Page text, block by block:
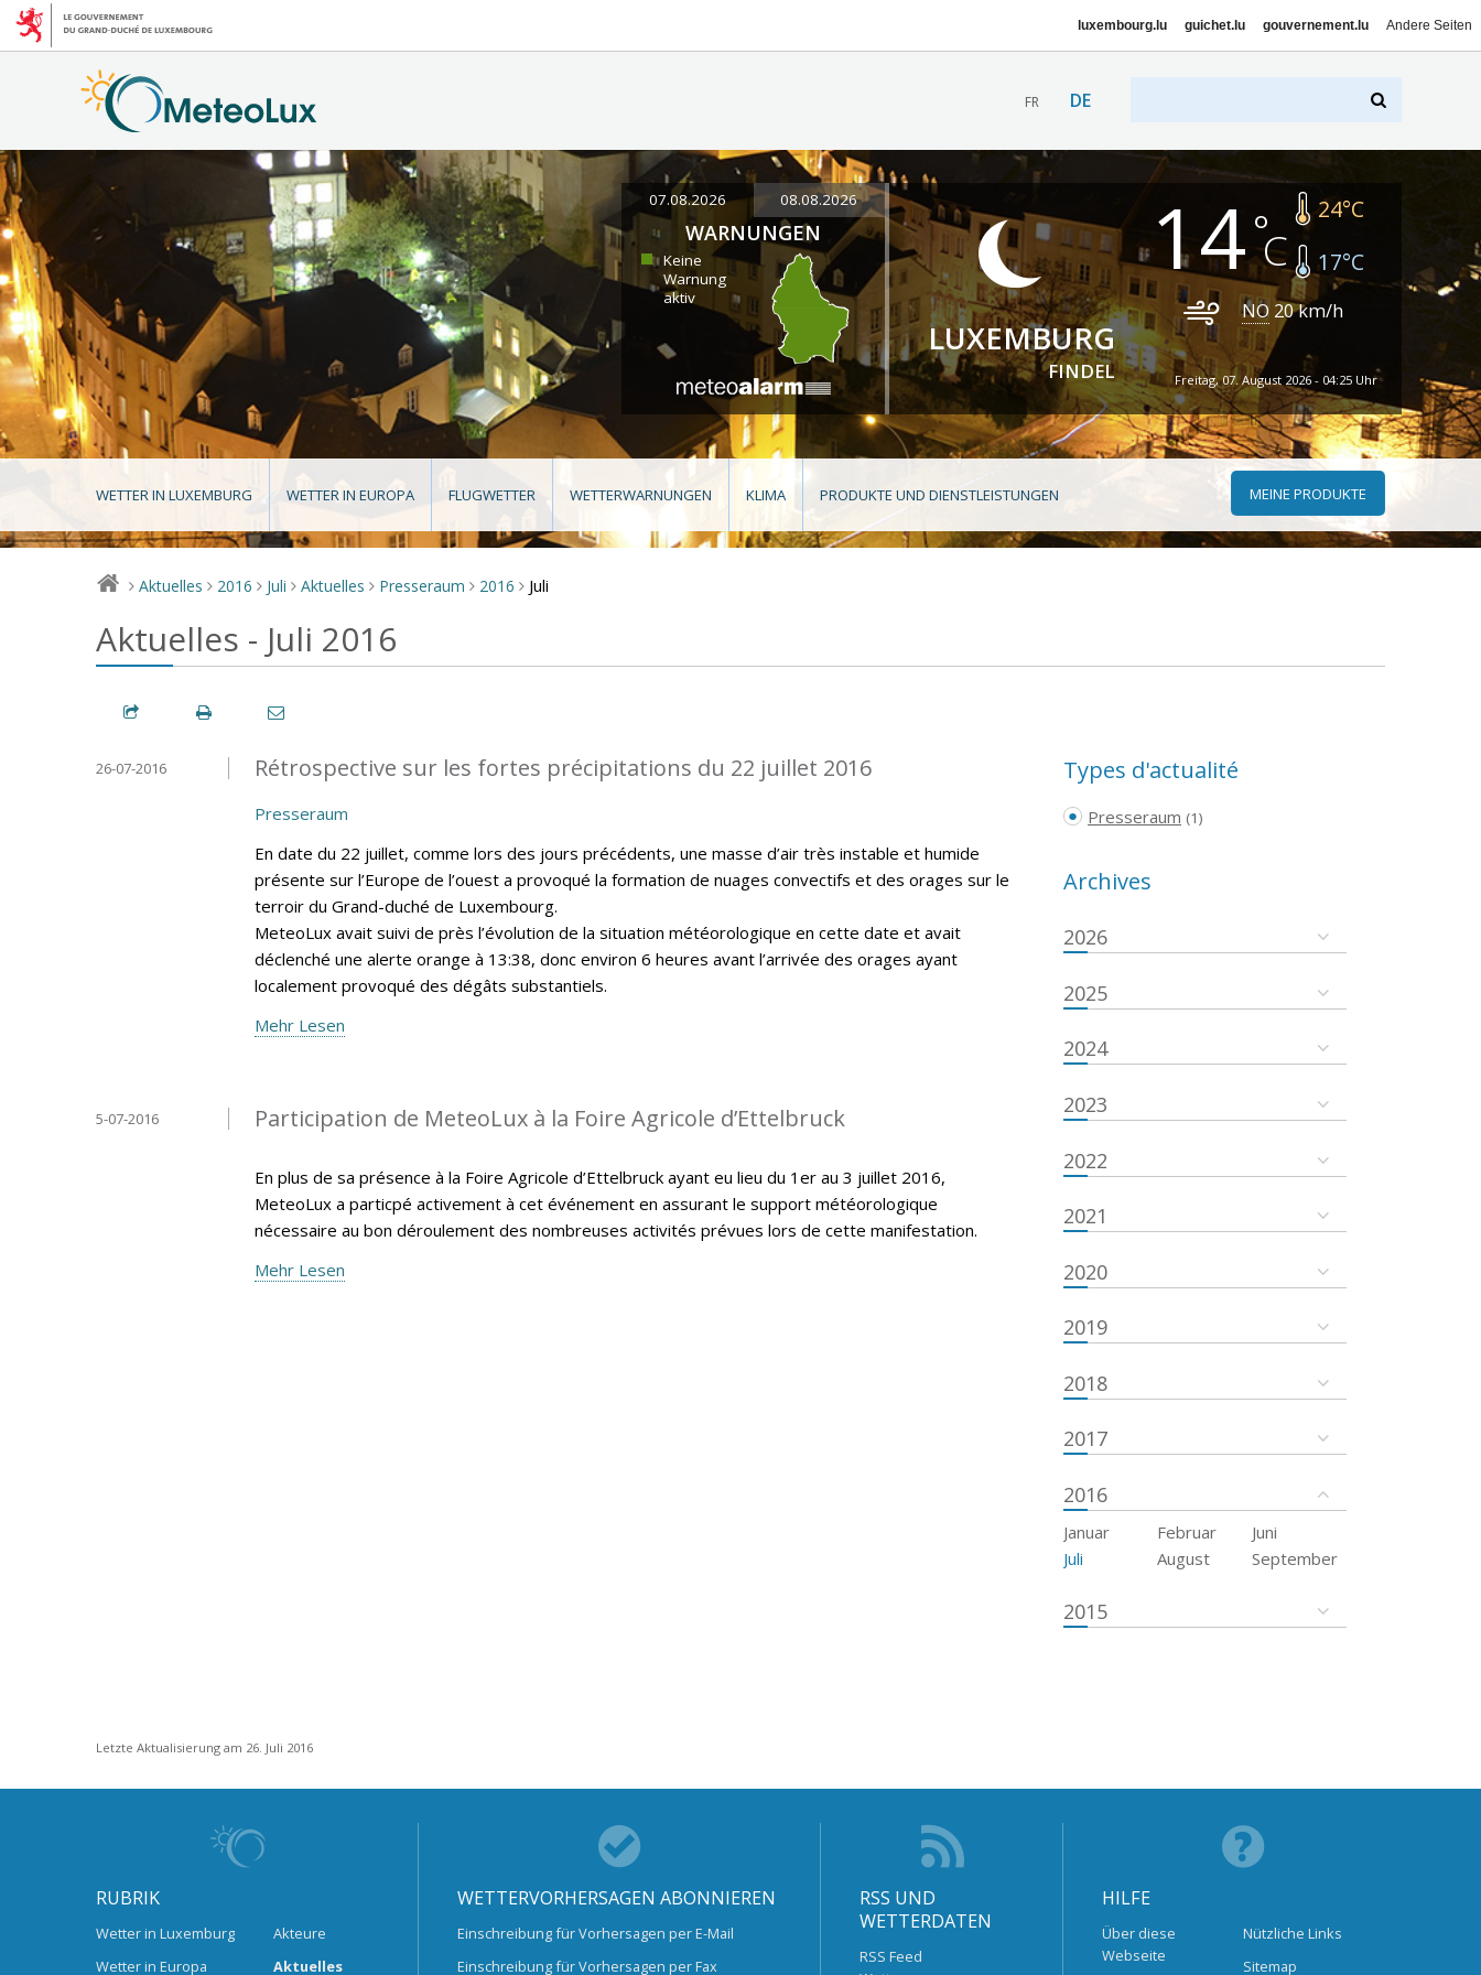
luxembourg.lu guichet.lu gouvernement.lu Andere Seiten
FR DE
07.08.2026 08.08.2026
WARNUNGEN
Keine
Warnung
aktiv
LUXEMBURG
FINDEL
14 24°C
17°C
NO 20km/h
Freitag, 07. August 2026 - 04:25 Uhr
WETTER IN LUXEMBURG WETTER IN EUROPA FLUGWETTER WETTERWARNUNGEN KLIMA PRODUKTE UND DIENSTLEISTUNGEN MEINE PRODUKTE
> Aktuelles > 2016 > Juli > Aktuelles > Presseraum > 2016 > Juli
Aktuelles - Juli 2016
Rétrospective sur les fortes précipitations du 22 juillet 2016
26-07-2016
Presseraum
En date du 22 juillet, comme lors des jours précédents, une masse d’air très instable et humide
présente sur l’Europe de l’ouest a provoqué la formation de nuages convectifs et des orages sur le
terroir du Grand-duché de Luxembourg.
MeteoLux avait suivi de près l’évolution de la situation météorologique en cette date et avait
déclenché une alerte orange à 13:38, donc environ 6 heures avant l’arrivée des orages ayant
localement provoqué des dégâts substantiels.
Mehr Lesen
Participation de MeteoLux à la Foire Agricole d’Ettelbruck
5-07-2016
En plus de sa présence à la Foire Agricole d’Ettelbruck ayant eu lieu du 1er au 3 juillet 2016,
MeteoLux a particpé activement à cet événement en assurant le support météorologique
nécessaire au bon déroulement des nombreuses activités prévues lors de cette manifestation.
Mehr Lesen
Types d'actualité
Presseraum (1)
Archives
2026
2025
2024
2023
2022
2021
2020
2019
2018
2017
2016
Januar Februar
Juni
Juli
August September
2015
Letzte Aktualisierung am 26. Juli 2016
RUBRIK
Wetter in Luxemburg
Wetter in Europa
Akteure
Aktuelles
WETTERVORHERSAGEN ABONNIEREN
Einschreibung für Vorhersagen per E-Mail
Einschreibung für Vorhersagen per Fax
RSS UND
WETTERDATEN
RSS Feed
HILFE
Über diese
Webseite
Nützliche Links
Sitemap